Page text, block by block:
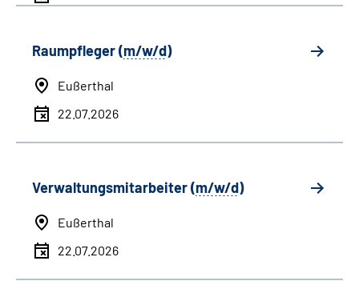
Raumpfleger (m/w/d)
Eußerthal
22.07.2026
Verwaltungsmitarbeiter (m/w/d)
Eußerthal
22.07.2026